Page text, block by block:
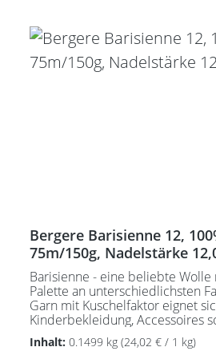
Bergere Barisienne 12,
75m/150g,
Barisienne - eine beliebte
Palette an unterschiedlichsten
Garn mit Kuschelfaktor eignet
Kinderbekleidung, Accessoires
Heimtextilien.Nadelstärke 4 - 4,5
mmPflegeanleitung:Waschbar bei
Inhalt: 0.1499 kg (24,02 € / 1 kg)